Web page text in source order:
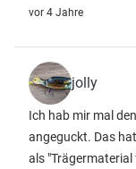
vor 4 Jahre
jolly
Ich hab mir mal
angeguckt. Das
als